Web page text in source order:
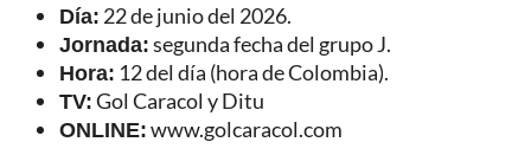
Día: 22 de junio del 2026.
Jornada:segunda fecha del grupo J.
Hora: 12 del día (hora de Colombia).
TV:Gol Caracol y Ditu
ONLINE:www.golcaracol.com